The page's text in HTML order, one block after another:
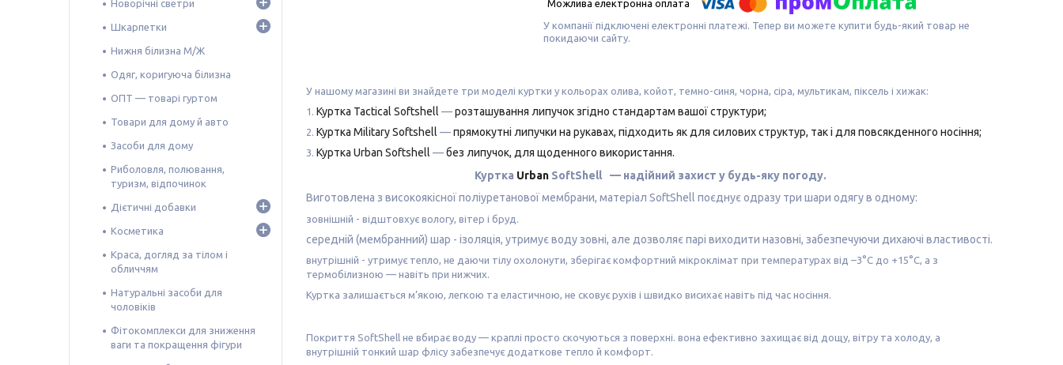
У компанії підключені електронні платежі. Тепер ви можете купити будь-який товар не
покидаючи сайту.
У нашому магазині ви знайдете три моделі куртки у кольорах олива, койот, темно-синя, чорна, сіра, мультикам, піксель і хижак:
1. Куртка Tactical Softshell —розташування липучок згідно стандартам вашої структури;
2. Куртка Military Softshell —прямокутні липучки на рукавах, підходить як для силових структур, так і для повсякденного носіння;
3. Куртка Urban Softshell —без липучок, для щоденного використання.
Куртка Urban SoftShell
— надійний захист у будь-яку погоду.
Виготовлена з високоякісної поліуретанової мембрани, матеріал SoftShell поєднує одразу три шари одягу в одному:
зовнішній - відштовхує вологу, вітер і бруд.
середній (мембранний) шар - ізоляція, утримує воду зовні, але дозволяє парі виходити назовні, забезпечуючи дихаючі властивості.
внутрішній - утримує тепло, не даючи тілу охолонути, зберігає комфортний мікроклімат при температурах від –3°C до +15°C, а з
термобілизною — навіть при нижчих.
Куртка залишається м’якою, легкою та еластичною, не сковує рухів і швидко висихає навіть під час носіння.
Покриття SoftShell не вбирає воду — краплі просто скочуються з поверхні. вона ефективно захищає від дощу, вітру та холоду, а
внутрішній тонкий шар флісу забезпечує додаткове тепло й комфорт.
Новорічні светри
Шкарпетки
Нижня білизна М/Ж
Одяг, коригуюча білизна
ОПТ — товарі гуртом
Товари для дому й авто
Засоби для дому
Риболовля, полювання,
туризм, відпочинок
Дієтичні добавки
Косметика
Краса, догляд за тілом і
обличчям
Натуральні засоби для
чоловіків
Фітокомплекси для зниження
ваги та покращення фігури